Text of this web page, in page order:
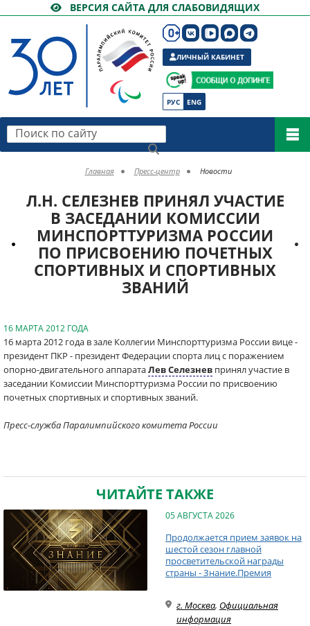
ВЕРСИЯ САЙТА ДЛЯ СЛАБОВИДЯЩИХ
РУС ENG
ЛИЧНЫЙ КАБИНЕТ
Поиск по сайту
Главная Пресс-центр Новости
Л.Н. СЕЛЕЗНЕВ ПРИНЯЛ УЧАСТИЕ
В ЗАСЕДАНИИ КОМИССИИ
МИНСПОРТТУРИЗМА РОССИИ
ПО ПРИСВОЕНИЮ ПОЧЕТНЫХ
СПОРТИВНЫХ И СПОРТИВНЫХ
ЗВАНИЙ
16 МАРТА 2012 ГОДА
16 марта 2012 года в зале Коллегии Минспорттуризма России вице -
президент ПКР - президент Федерации спорта лиц с поражением
опорно-двигательного аппаратаЛев Селезнев принял участие в
заседании Комиссии Минспорттуризма России по присвоению
почетных спортивных и спортивных званий.
Пресс-служба Паралимпийского комитета России
ЧИТАЙТЕ ТАКЖЕ
05 АВГУСТА 2026
Продолжается прием заявок на
шестой сезон главной
просветительской награды
страны - Знание.Премия
г. Москва, Официальная
информация